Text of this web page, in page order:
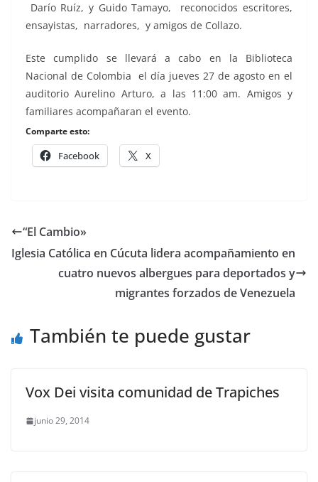
Darío Ruíz, y Guido Tamayo, reconocidos escritores,
ensayistas, narradores, y amigos de Collazo.
Este cumplido se llevará a cabo en la Biblioteca
Nacional de Colombia el día jueves 27 de agosto en el
auditorio Aurelino Arturo, a las 11:00 am. Amigos y
familiares acompañaran el evento.
Comparte esto:
Facebook X
“El Cambio»
Iglesia Católica en Cúcuta lidera acompañamiento en
cuatro nuevos albergues para deportados y
migrantes forzados de Venezuela
También te puede gustar
Vox Dei visita comunidad de Trapiches
junio 29, 2014